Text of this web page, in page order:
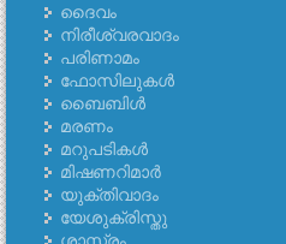
ദൈവം
നിരീശ്വരവാദം
പരിണാമം
ഫോസിലുകള്‍
ബൈബിള്‍
മരണം
മറുപടികള്‍
മിഷണറിമാര്‍
യുക്തിവാദം
യേശുക്രിസ്തു